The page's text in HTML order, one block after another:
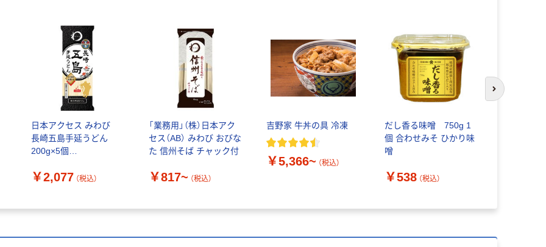
日本アクセス みわび
長崎五島手延うどん
200g×5個
品）
￥2,077 （税込）
「業務用」（株）日本アク
セス（AB） みわび おびな
た 信州そば チャック付
￥817~ （税込）
吉野家 牛丼の具 冷凍
￥5,366~ （税込）
だし香る味噌 750g 1
個 合わせみそ ひかり味
噌
￥538 （税込）
次のスライド